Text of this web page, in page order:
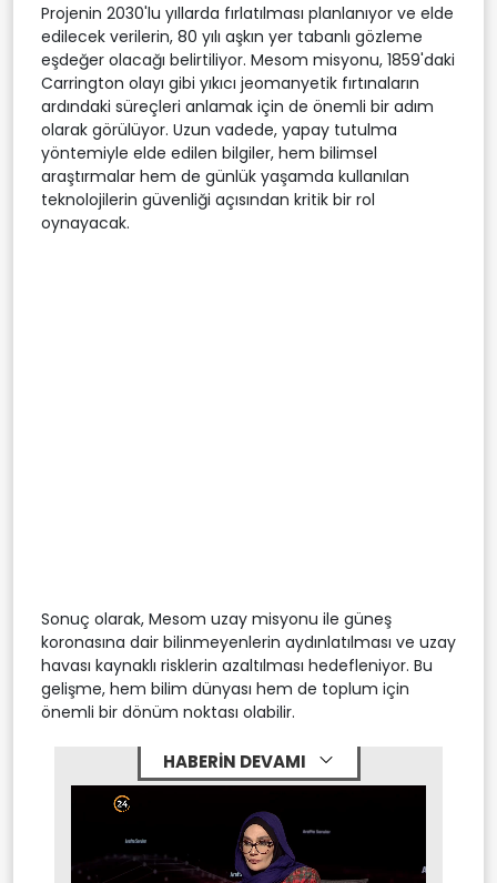
Projenin 2030'lu yıllarda fırlatılması planlanıyor ve elde
edilecek verilerin, 80 yılı aşkın yer tabanlı gözleme
eşdeğer olacağı belirtiliyor. Mesom misyonu, 1859'daki
Carrington olayı gibi yıkıcı jeomanyetik fırtınaların
ardındaki süreçleri anlamak için de önemli bir adım
olarak görülüyor. Uzun vadede, yapay tutulma
yöntemiyle elde edilen bilgiler, hem bilimsel
araştırmalar hem de günlük yaşamda kullanılan
teknolojilerin güvenliği açısından kritik bir rol
oynayacak.
Sonuç olarak, Mesom uzay misyonu ile güneş
koronasına dair bilinmeyenlerin aydınlatılması ve uzay
havası kaynaklı risklerin azaltılması hedefleniyor. Bu
gelişme, hem bilim dünyası hem de toplum için
önemli bir dönüm noktası olabilir.
HABERİN DEVAMI